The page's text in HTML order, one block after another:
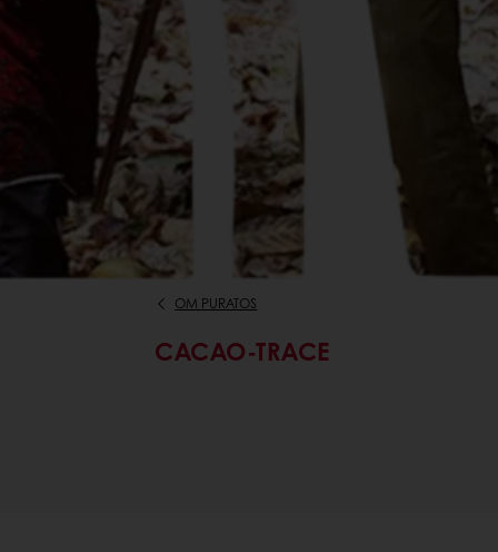
OM PURATOS
CACAO-TRACE